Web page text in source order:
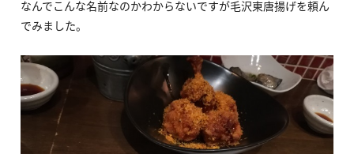
なんでこんな名前なのかわからないですが毛沢東唐揚げを頼ん
でみました。